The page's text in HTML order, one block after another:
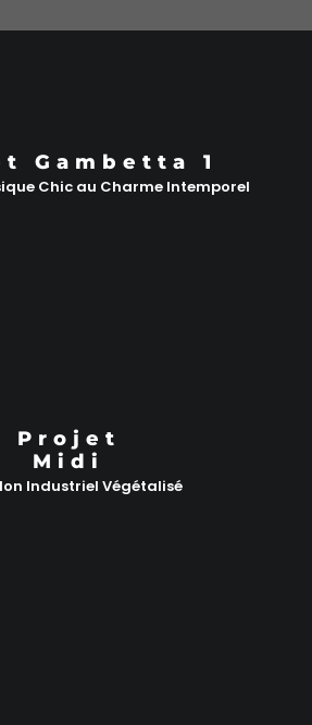
Gambetta 1
Chic au Charme Intemporel
Projet
Midi
Industriel Végétalisé